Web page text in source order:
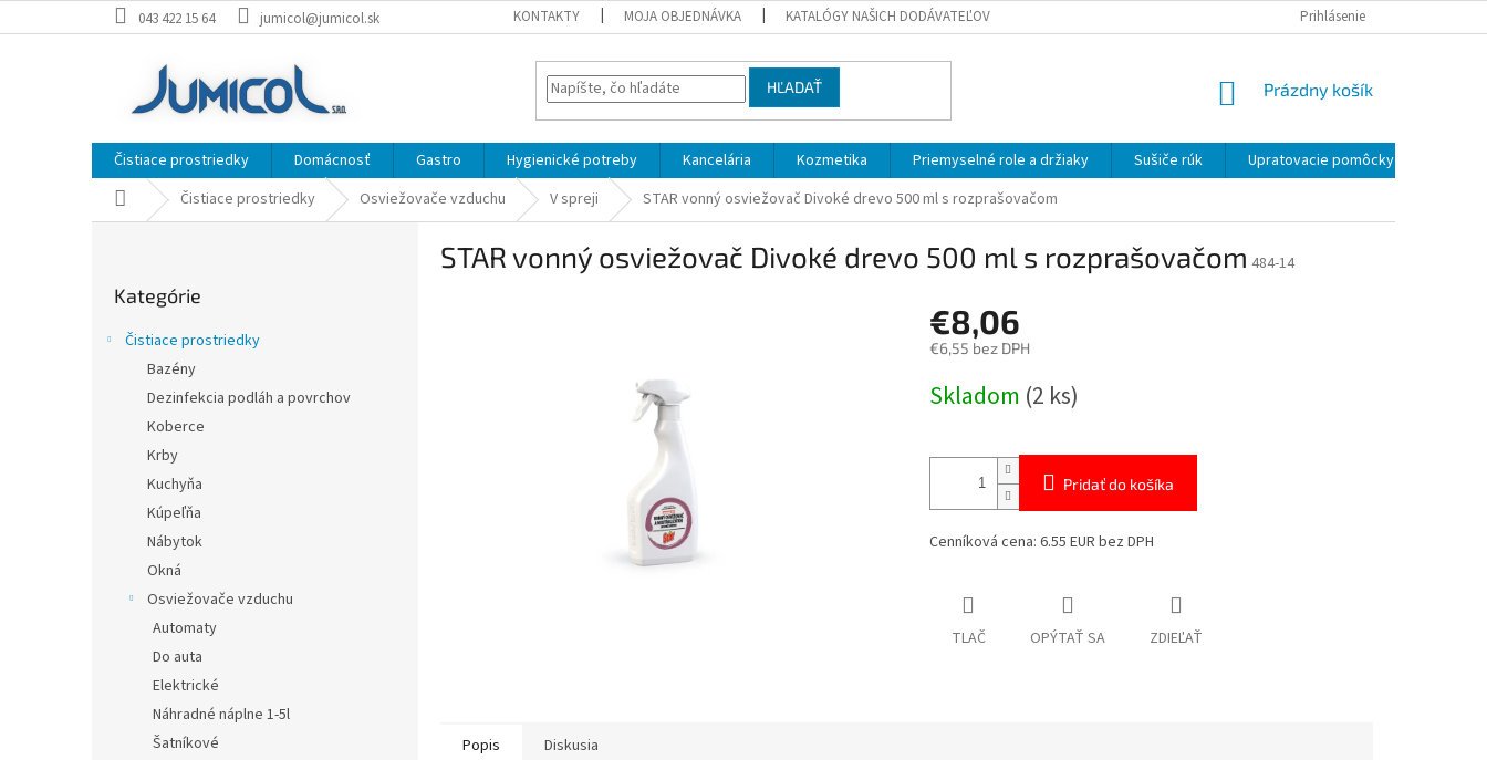
na
043 422 15 64 jumicol@jumicol.sk KONTAKTY MOJA OBJEDNÁVKA KATALÓGY NAŠICH DODÁVATEĽOV OCHRANA OSOBNÝCH ÚDAJOV
Prihlásenie
HĽADAŤ
NÁKUPNÝ
Prázdny košík
Čistiace prostriedky Domácnosť Gastro Hygienické potreby Kancelária Kozmetika Priemyselné role a držiaky Sušiče rúk Upratovacie pomôcky
Domov Čistiace prostriedky Osviežovače vzduchu V spreji STAR vonný osviežovač Divoké drevo 500 ml s rozprašovačom
kategórie
Kategórie
Čistiace prostriedky
Bazény
Dezinfekcia podláh a povrchov
Koberce
Krby
Kuchyňa
Kúpeľňa
Nábytok
Okná
Osviežovače vzduchu
Automaty
Do auta
Elektrické
Náhradné náplne 1-5l
Šatníkové
STAR vonný osviežovač Divoké drevo 500 ml s rozprašovačom 484-14
€8,06
€6,55 bez DPH
cena:
Skladom (2 ks)
Pridať do košíka
Cenníková cena: 6.55 EUR bez DPH
TLAČ OPÝTAŤ SA ZDIEĽAŤ
Popis Diskusia